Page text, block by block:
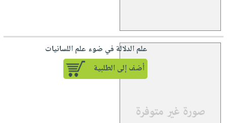
علم الدلالة في ضوء علم اللسانيات
أضف إلى الطلبية